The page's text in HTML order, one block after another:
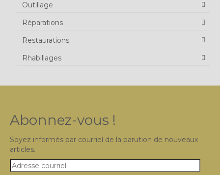
Outillage
Réparations
Restaurations
Rhabillages
Abonnez-vous !
Soyez informés par courriel de la parution de nouveaux
articles.
Adresse